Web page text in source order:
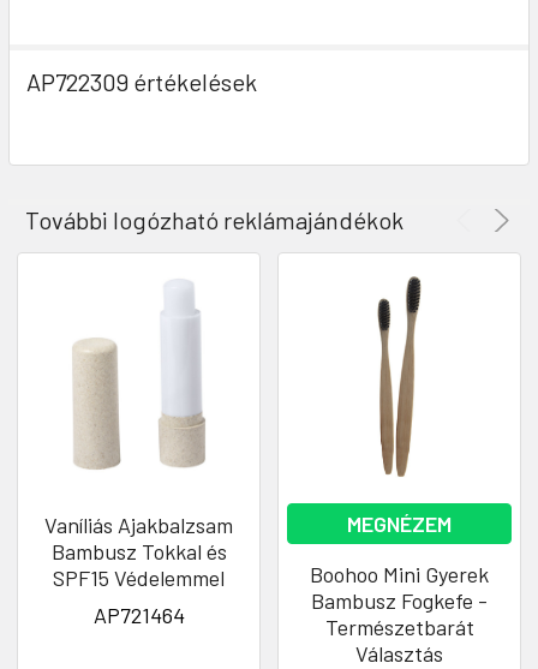
AP722309 értékelések
További logózható reklámajándékok
Vaníliás Ajakbalzsam
Bambusz Tokkal és
SPF15 Védelemmel
AP721464
MEGNÉZEM
Boohoo Mini Gyerek
Bambusz Fogkefe -
Természetbarát
Választás